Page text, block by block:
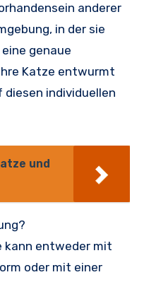
anderer
in der sie
genaue
Katze entwurmt
individuellen
und
kann entweder mit
oder mit einer